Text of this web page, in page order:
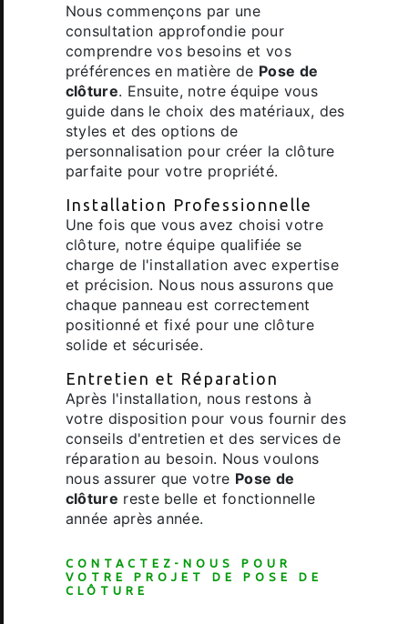
Nous commençons par une
consultation approfondie pour
comprendre vos besoins et vos
préférences en matière de Pose de
clôture. Ensuite, notre équipe vous
guide dans le choix des matériaux, des
styles et des options de
personnalisation pour créer la clôture
parfaite pour votre propriété.
Installation Professionnelle
Une fois que vous avez choisi votre
clôture, notre équipe qualifiée se
charge de l'installation avec expertise
et précision. Nous nous assurons que
chaque panneau est correctement
positionné et fixé pour une clôture
solide et sécurisée.
Entretien et Réparation
Après l'installation, nous restons à
votre disposition pour vous fournir des
conseils d'entretien et des services de
réparation au besoin. Nous voulons
nous assurer que votre Pose de
clôture reste belle et fonctionnelle
année après année.
CONTACTEZ-NOUS POUR
VOTRE PROJET DE POSE DE
CLÔTURE